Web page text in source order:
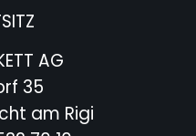
AG
35
am Rigi